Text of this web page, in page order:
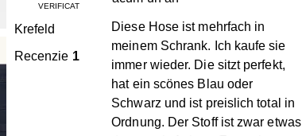
VERIFICAT
Krefeld
Recenzie 1
Diese Hose ist mehrfach in
meinem Schrank. Ich kaufe sie
immer wieder. Die sitzt perfekt,
hat ein scönes Blau oder
Schwarz und ist preislich total in
Ordnung. Der Stoff ist zwar etwas